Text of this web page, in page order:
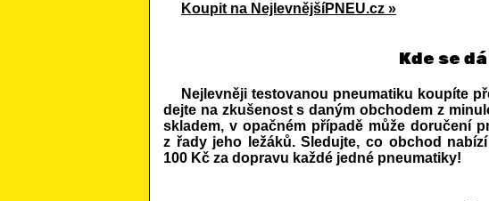
Koupit na NejlevnějšíPNEU.cz »
Kde se
Nejlevněji testovanou pneumatiku koupíte
dejte na zkušenost s daným obchodem z
skladem, v opačném případě může doručení
z řady jeho ležáků. Sledujte, co obchod
100 Kč za dopravu každé jedné pneumatiky!